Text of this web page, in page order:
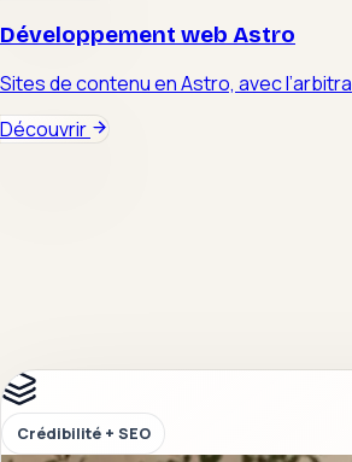
Développement web Astro
Sites de contenu en Astro, avec
Découvrir
Crédibilité + SEO